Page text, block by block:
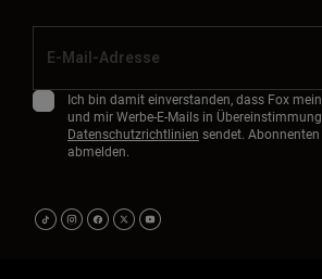
Ich bin damit einverstanden, dass Fox
und mir Werbe-E-Mails in
Datenschutzrichtlinien sendet.
abmelden.